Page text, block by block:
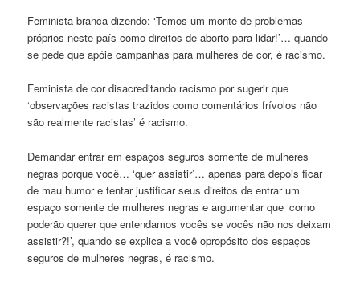
Feminista branca dizendo: ‘Temos um monte de problemas
próprios neste país como direitos de aborto para lidar!’… quando
se pede que apóie campanhas para mulheres de cor, é racismo.
Feminista de cor disacreditando racismo por sugerir que
‘observações racistas trazidos como comentários frívolos não
são realmente racistas’ é racismo.
Demandar entrar em espaços seguros somente de mulheres
negras porque você… ‘quer assistir’… apenas para depois ficar
de mau humor e tentar justificar seus direitos de entrar um
espaço somente de mulheres negras e argumentar que ‘como
poderão querer que entendamos vocês se vocês não nos deixam
assistir?!’, quando se explica a você opropósito dos espaços
seguros de mulheres negras, é racismo.